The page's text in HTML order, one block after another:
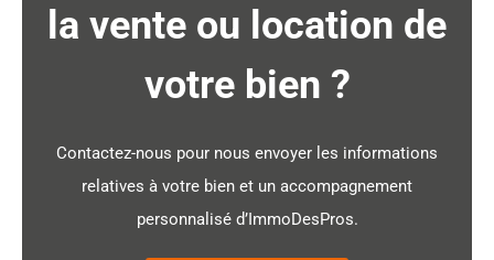
la vente ou location de
votre bien ?
Contactez-nous pour nous envoyer les informations
relatives à votre bien et un accompagnement
personnalisé d’ImmoDesPros.